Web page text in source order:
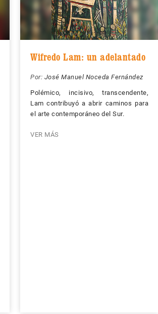
Wifredo Lam: un adelantado
Por: José Manuel Noceda Fernández
Polémico, incisivo, transcendente,
Lam contribuyó a abrir caminos para
el arte contemporáneo del Sur.
VER MÁS